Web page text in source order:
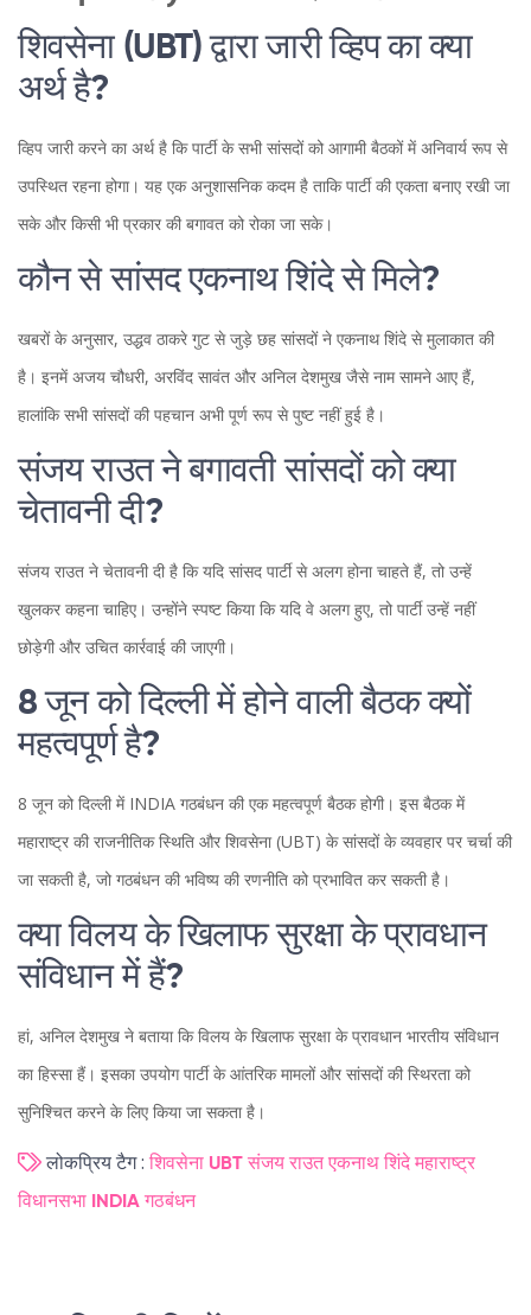
शिवसेना (UBT) द्वारा जारी व्हिप का क्या
अर्थ है?
व्हिप जारी करने का अर्थ है कि पार्टी के सभी सांसदों को आगामी बैठकों में अनिवार्य रूप से
उपस्थित रहना होगा। यह एक अनुशासनिक कदम है ताकि पार्टी की एकता बनाए रखी जा
सके और किसी भी प्रकार की बगावत को रोका जा सके।
कौन से सांसद एकनाथ शिंदे से मिले?
खबरों के अनुसार, उद्धव ठाकरे गुट से जुड़े छह सांसदों ने एकनाथ शिंदे से मुलाकात की
है। इनमें अजय चौधरी, अरविंद सावंत और अनिल देशमुख जैसे नाम सामने आए हैं,
हालांकि सभी सांसदों की पहचान अभी पूर्ण रूप से पुष्ट नहीं हुई है।
संजय राउत ने बगावती सांसदों को क्या
चेतावनी दी?
संजय राउत ने चेतावनी दी है कि यदि सांसद पार्टी से अलग होना चाहते हैं, तो उन्हें
खुलकर कहना चाहिए। उन्होंने स्पष्ट किया कि यदि वे अलग हुए, तो पार्टी उन्हें नहीं
छोड़ेगी और उचित कार्रवाई की जाएगी।
8 जून को दिल्ली में होने वाली बैठक क्यों
महत्वपूर्ण है?
8 जून को दिल्ली में INDIA गठबंधन की एक महत्वपूर्ण बैठक होगी। इस बैठक में
महाराष्ट्र की राजनीतिक स्थिति और शिवसेना (UBT) के सांसदों के व्यवहार पर चर्चा की
जा सकती है, जो गठबंधन की भविष्य की रणनीति को प्रभावित कर सकती है।
क्या विलय के खिलाफ सुरक्षा के प्रावधान
संविधान में हैं?
हां, अनिल देशमुख ने बताया कि विलय के खिलाफ सुरक्षा के प्रावधान भारतीय संविधान
का हिस्सा हैं। इसका उपयोग पार्टी के आंतरिक मामलों और सांसदों की स्थिरता को
सुनिश्चित करने के लिए किया जा सकता है।
लोकप्रिय टैग : शिवसेना UBT संजय राउत एकनाथ शिंदे महाराष्ट्र
विधानसभा INDIA गठबंधन